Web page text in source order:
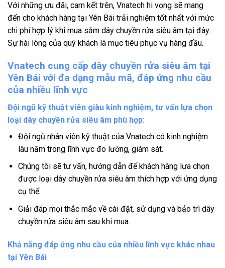
Với những ưu đãi, cam kết trên, Vnatech hi vọng sẽ mang
đến cho khách hàng tại Yên Bái trải nghiệm tốt nhất với mức
chi phí hợp lý khi mua sắm dây chuyền rửa siêu âm tại đây.
Sự hài lòng của quý khách là mục tiêu phục vụ hàng đầu.
Vnatech cung cấp dây chuyền rửa siêu âm tại
Yên Bái với đa dạng mẫu mã, đáp ứng nhu cầu
của nhiều lĩnh vực
Đội ngũ kỹ thuật viên giàu kinh nghiệm, tư vấn lựa chọn
loại dây chuyền rửa siêu âm phù hợp:
Đội ngũ nhân viên kỹ thuật của Vnatech có kinh nghiệm
lâu năm trong lĩnh vực đo lường, giám sát.
Chúng tôi sẽ tư vấn, hướng dẫn để khách hàng lựa chọn
được loại dây chuyền rửa siêu âm thích hợp với ứng dụng
cụ thể.
Giải đáp mọi thắc mắc về cài đặt, sử dụng và bảo trì dây
chuyền rửa siêu âm sau khi mua.
Khả năng đáp ứng nhu cầu của nhiều lĩnh vực khác nhau
tại Yên Bái